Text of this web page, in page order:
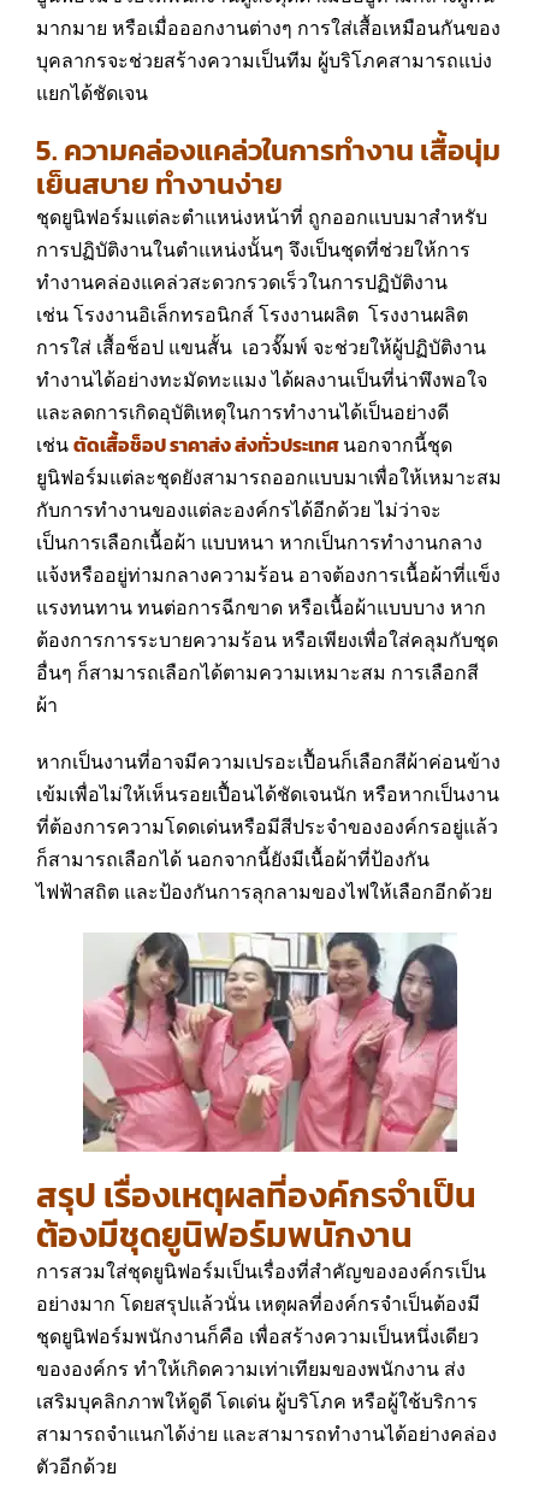
มากมาย หรือเมื่อออกงานต่างๆ การใส่เสื้อเหมือนกันของ
บุคลากรจะช่วยสร้างความเป็นทีม ผู้บริโภคสามารถแบ่ง
แยกได้ชัดเจน
5. ความคล่องแคล่วในการทำงาน เสื้อนุ่ม
เย็นสบาย ทำงานง่าย
ชุดยูนิฟอร์มแต่ละตำแหน่งหน้าที่ ถูกออกแบบมาสำหรับ
การปฏิบัติงานในตำแหน่งนั้นๆ จึงเป็นชุดที่ช่วยให้การ
ทำงานคล่องแคล่วสะดวกรวดเร็วในการปฏิบัติงาน
เช่น โรงงานอิเล็กทรอนิกส์ โรงงานผลิต โรงงานผลิต
การใส่ เสื้อช็อป แขนสั้น เอวจั๊มพ์ จะช่วยให้ผู้ปฏิบัติงาน
ทำงานได้อย่างทะมัดทะแมง ได้ผลงานเป็นที่น่าพึงพอใจ
และลดการเกิดอุบัติเหตุในการทำงานได้เป็นอย่างดี
เช่นตัดเสื้อช็อป ราคาส่ง ส่งทั่วประเทศนอกจากนี้ชุด
ยูนิฟอร์มแต่ละชุดยังสามารถออกแบบมาเพื่อให้เหมาะสม
กับการทำงานของแต่ละองค์กรได้อีกด้วย ไม่ว่าจะ
เป็นการเลือกเนื้อผ้า แบบหนา หากเป็นการทำงานกลาง
แจ้งหรืออยู่ท่ามกลางความร้อน อาจต้องการเนื้อผ้าที่แข็ง
แรงทนทาน ทนต่อการฉีกขาด หรือเนื้อผ้าแบบบาง หาก
ต้องการการระบายความร้อน หรือเพียงเพื่อใส่คลุมกับชุด
อื่นๆ ก็สามารถเลือกได้ตามความเหมาะสม การเลือกสี
ผ้า
หากเป็นงานที่อาจมีความเปรอะเปื้อนก็เลือกสีผ้าค่อนข้าง
เข้มเพื่อไม่ให้เห็นรอยเปื้อนได้ชัดเจนนัก หรือหากเป็นงาน
ที่ต้องการความโดดเด่นหรือมีสีประจำขององค์กรอยู่แล้ว
ก็สามารถเลือกได้ นอกจากนี้ยังมีเนื้อผ้าที่ป้องกัน
ไฟฟ้าสถิต และป้องกันการลุกลามของไฟให้เลือกอีกด้วย
สรุป เรื่องเหตุผลที่องค์กรจำเป็น
ต้องมีชุดยูนิฟอร์มพนักงาน
การสวมใส่ชุดยูนิฟอร์มเป็นเรื่องที่สำคัญขององค์กรเป็น
อย่างมาก โดยสรุปแล้วนั่น เหตุผลที่องค์กรจำเป็นต้องมี
ชุดยูนิฟอร์มพนักงานก็คือ เพื่อสร้างความเป็นหนึ่งเดียว
ขององค์กร ทำให้เกิดความเท่าเทียมของพนักงาน ส่ง
เสริมบุคลิกภาพให้ดูดี โดเด่น ผู้บริโภค หรือผู้ใช้บริการ
สามารถจำแนกได้ง่าย และสามารถทำงานได้อย่างคล่อง
ตัวอีกด้วย